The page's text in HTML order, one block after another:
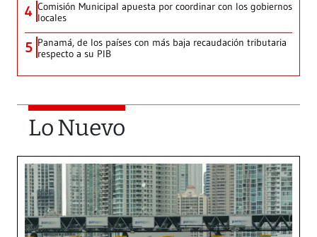
4 Comisión Municipal apuesta por coordinar con los gobiernos
locales
5 Panamá, de los países con más baja recaudación tributaria
respecto a su PIB
Lo Nuevo